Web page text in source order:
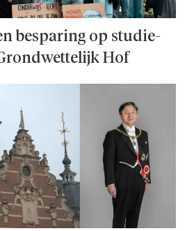
besparing op studie­
Hof